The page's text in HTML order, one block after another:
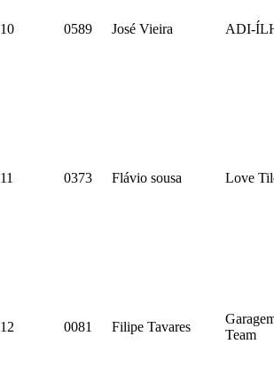
10 0589 José Vieira ADI-
11 0373 Flávio sousa Love
12 0081 Filipe Tavares
Team